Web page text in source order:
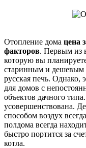
Отопление дома цена
факторов. Первым из
которую вы
старинным и дешевым
русская печь. Однако,
для домов с
объектов дачного
усовершенствована.
способом воздух
полдома всегда
быстро портится за
котла.